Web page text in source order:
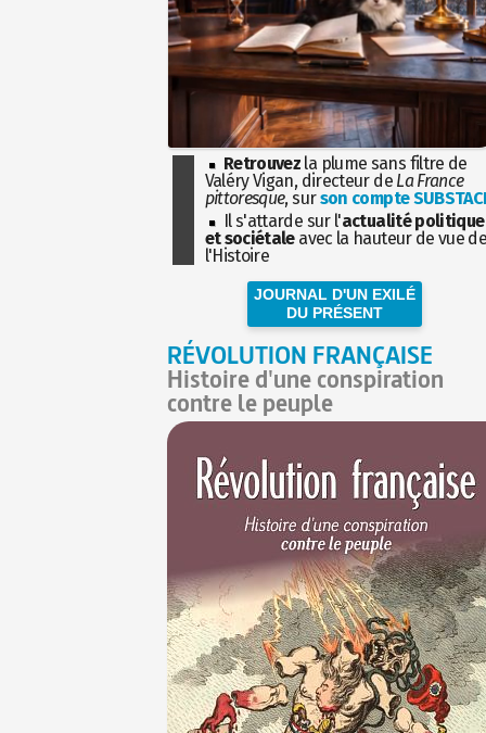
Retrouvez la plume sans filtre de
Valéry Vigan, directeur de La France
pittoresque, surson compte
Il s'attarde sur l'actualité politique
et sociétaleavec la hauteur de vue
l'Histoire
JOURNAL D'UN EXILÉ
DU PRÉSENT
RÉVOLUTION FRANÇAISE
Histoire d'une conspiration
contre le peuple